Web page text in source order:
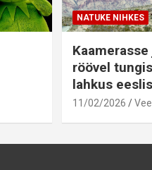
NATUKE NIHKES
röövel
lahkus
11/02/2026